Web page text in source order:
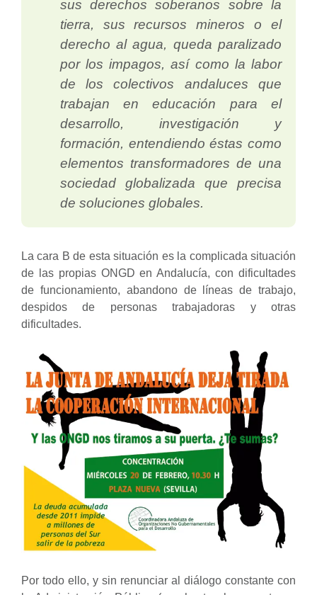
sus derechos soberanos sobre la
tierra, sus recursos mineros o el
derecho al agua, queda paralizado
por los impagos, así como la labor
de los colectivos andaluces que
trabajan en educación para el
desarrollo, investigación y
formación, entendiendo éstas como
elementos transformadores de una
sociedad globalizada que precisa
de soluciones globales.
La cara B de esta situación es la complicada situación
de las propias ONGD en Andalucía, con dificultades
de funcionamiento, abandono de líneas de trabajo,
despidos de personas trabajadoras y otras
dificultades.
Por todo ello, y sin renunciar al diálogo constante con